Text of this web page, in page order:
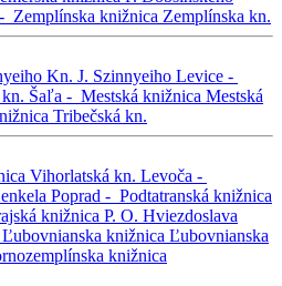
Zemplínska knižnica Zemplínska kn.
Kn. J. Szinnyeiho Levice -
Šaľa - Mestská knižnica Mestská
Tribečská kn.
Vihorlatská kn. Levoča -
Poprad - Podtatranská knižnica
knižnica P. O. Hviezdoslava
Ľubovnianska knižnica Ľubovnianska
knižnica